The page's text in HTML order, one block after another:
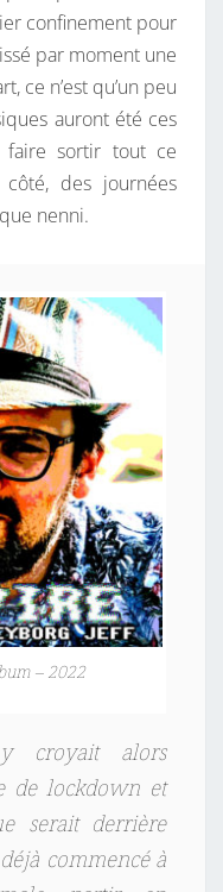
confinement pour
par moment une
ce n’est qu’un peu
auront été ces
sortir tout ce
des journées
nenni.
– 2022
croyait alors
de lockdown et
serait derrière
commencé à